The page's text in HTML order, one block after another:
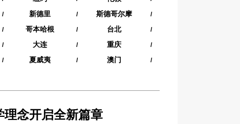
/ 新德里 / 斯德哥尔摩 /
/ 哥本哈根 / 台北 /
/ 大连 / 重庆 /
/ 夏威夷‍ / 澳门 /
念开启全新篇章